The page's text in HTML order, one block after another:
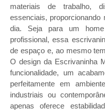
materiais de trabalho,
essenciais,
dia. Seja para um
profissional, essa
de espaço e, ao mesmo
O design da Escrivaninha
funcionalidade, um
perfeitamente em
industriais ou
apenas oferece